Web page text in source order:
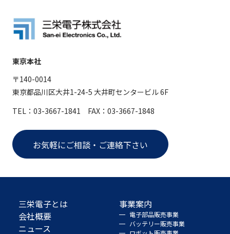
東京本社
〒140-0014
東京都品川区大井1-24-5 大井町センタービル 6F
TEL：03-3667-1841 FAX：03-3667-1848
お気軽にご相談・ご連絡下さい
三栄電子とは
会社概要
ニュース
事業案内
電子部品販売事業
バッテリー販売事業